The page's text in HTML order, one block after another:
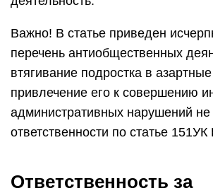
Важно! В статье приведен
перечень антиобщественных
втягивание подростка в
привлечение его к совершению
административных нарушений не
ответственности по статье
Ответственность за